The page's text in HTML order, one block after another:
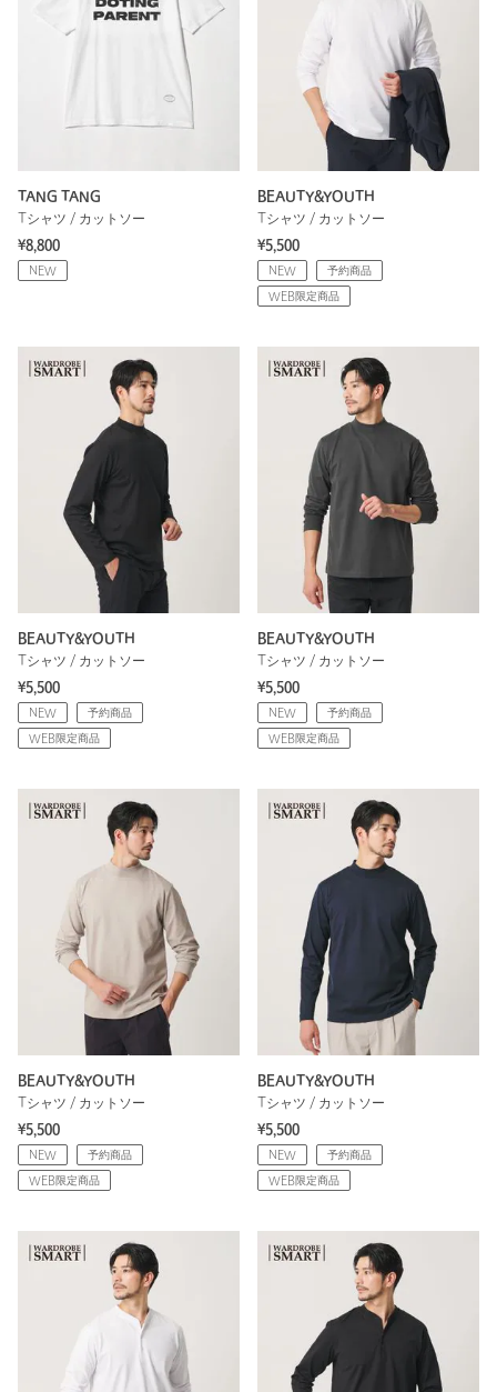
TANG TANG
Tシャツ / カットソー
¥8,800
NEW
BEAUTY&YOUTH
Tシャツ / カットソー
¥5,500
NEW 予約商品
WEB限定商品
BEAUTY&YOUTH
Tシャツ / カットソー
¥5,500
NEW 予約商品
WEB限定商品
BEAUTY&YOUTH
Tシャツ / カットソー
¥5,500
NEW 予約商品
WEB限定商品
BEAUTY&YOUTH
Tシャツ / カットソー
¥5,500
NEW 予約商品
WEB限定商品
BEAUTY&YOUTH
Tシャツ / カットソー
¥5,500
NEW 予約商品
WEB限定商品